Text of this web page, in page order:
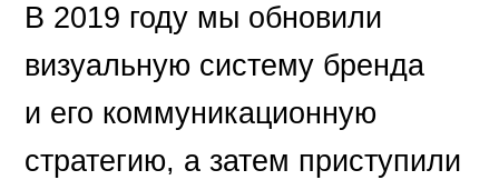
В 2019 году мы обновили
визуальную систему бренда
и его коммуникационную
стратегию, а затем приступили